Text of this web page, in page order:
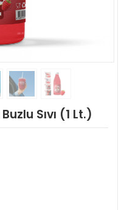
Sıvı (1 Lt.)